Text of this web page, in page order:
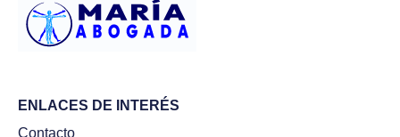
ENLACES DE INTERÉS
Contacto